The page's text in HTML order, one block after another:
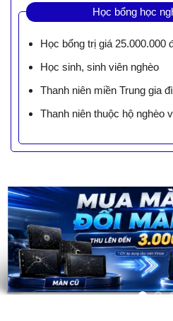
Học bổng học
Học bổng trị giá 25.000.000
Học sinh, sinh viên nghèo
Thanh niên miền Trung gia
Thanh niên thuộc hộ nghèo